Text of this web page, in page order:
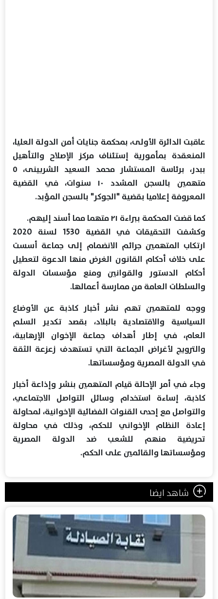
عاقبت الدائرة الأولى، بمحكمة جنايات أمن الدولة العليا،
المنعقدة بمأمورية إستئناف مركز الإصلاح والتأهيل
ببدر، برئاسة المستشار محمد السعيد الشربينى، ٥
متهمين بالسجن المشدد ١٠ سنوات، في القضية
المعروفة إعلاميا بقضية "الجوكر" بالسجن المؤبد.
كما قضت المحكمة ببراءة ٢١ متهما مما أسند إليهم.
وكشفت التحقيقات في القضية 1530 لسنة 2020
ارتكاب المتهمين جرائم الانضمام إلى جماعة أسست
على خلاف أحكام القانون الغرض منها الدعوة لتعطيل
أحكام الدستور والقوانين ومنع مؤسسات الدولة
والسلطات العامة من ممارسة أعمالها.
ووجه للمتهمين تهم نشر أخبار كاذبة عن الأوضاع
السياسية والاقتصادية بالبلاد، بقصد تكدير السلم
العام، في إطار أهداف جماعة الإخوان الإرهابية،
والترويج لأغراض الجماعة التي تستهدف زعزعة الثقة
في الدولة المصرية ومؤسساتها.
وجاء في أمر الإحالة قيام المتهمين بنشر وإذاعة أخبار
كاذبة، إساءة استخدام وسائل التواصل الاجتماعي،
والتواصل مع إحدى القنوات الفضائية الإخوانية، لمحاولة
إعادة النظام الإخواني للحكم، وذلك في محاولة
تحريضية منهم للشعب ضد الدولة المصرية
ومؤسساتها والقائمين على الحكم.
شاهد ايضا